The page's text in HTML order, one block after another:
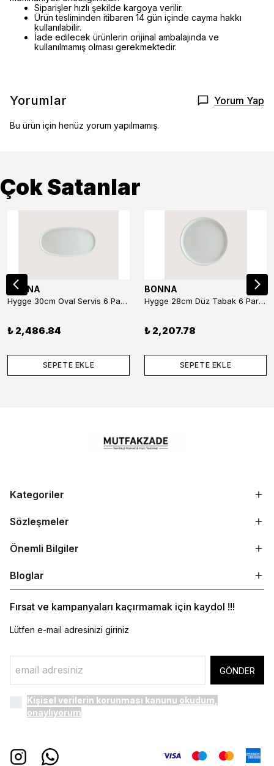
Siparişler hızlı şekilde kargoya verilir.
Ürün tesliminden itibaren 14 gün içinde cayma hakkı
kullanılabilir.
İade edilecek ürünlerin orijinal ambalajında ve
kullanılmamış olması gerekmektedir.
Yorumlar Yorum Yap
Bu ürün için henüz yorum yapılmamış.
Çok Satanlar
BONNA
Hygge 30cm Oval Servis 6 Parça
₺ 2,486.84
SEPETE EKLE
BONNA
Hygge 28cm Düz Tabak 6 Parça
₺ 2,207.78
SEPETE EKLE
Kategoriler
Sözleşmeler
Önemli Bilgiler
Bloglar
Fırsat ve kampanyaları kaçırmamak için kaydol !!!
Lütfen e-mail adresinizi giriniz
GÖNDER
Kişisel verilerin korunması kanunu okudum,
onaylıyorum